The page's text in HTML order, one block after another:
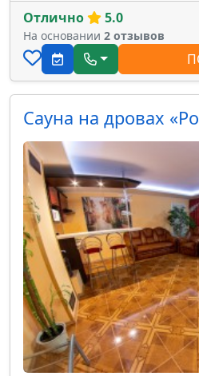
Отлично 5.0
На основании 2 отзывов
Сауна на дровах